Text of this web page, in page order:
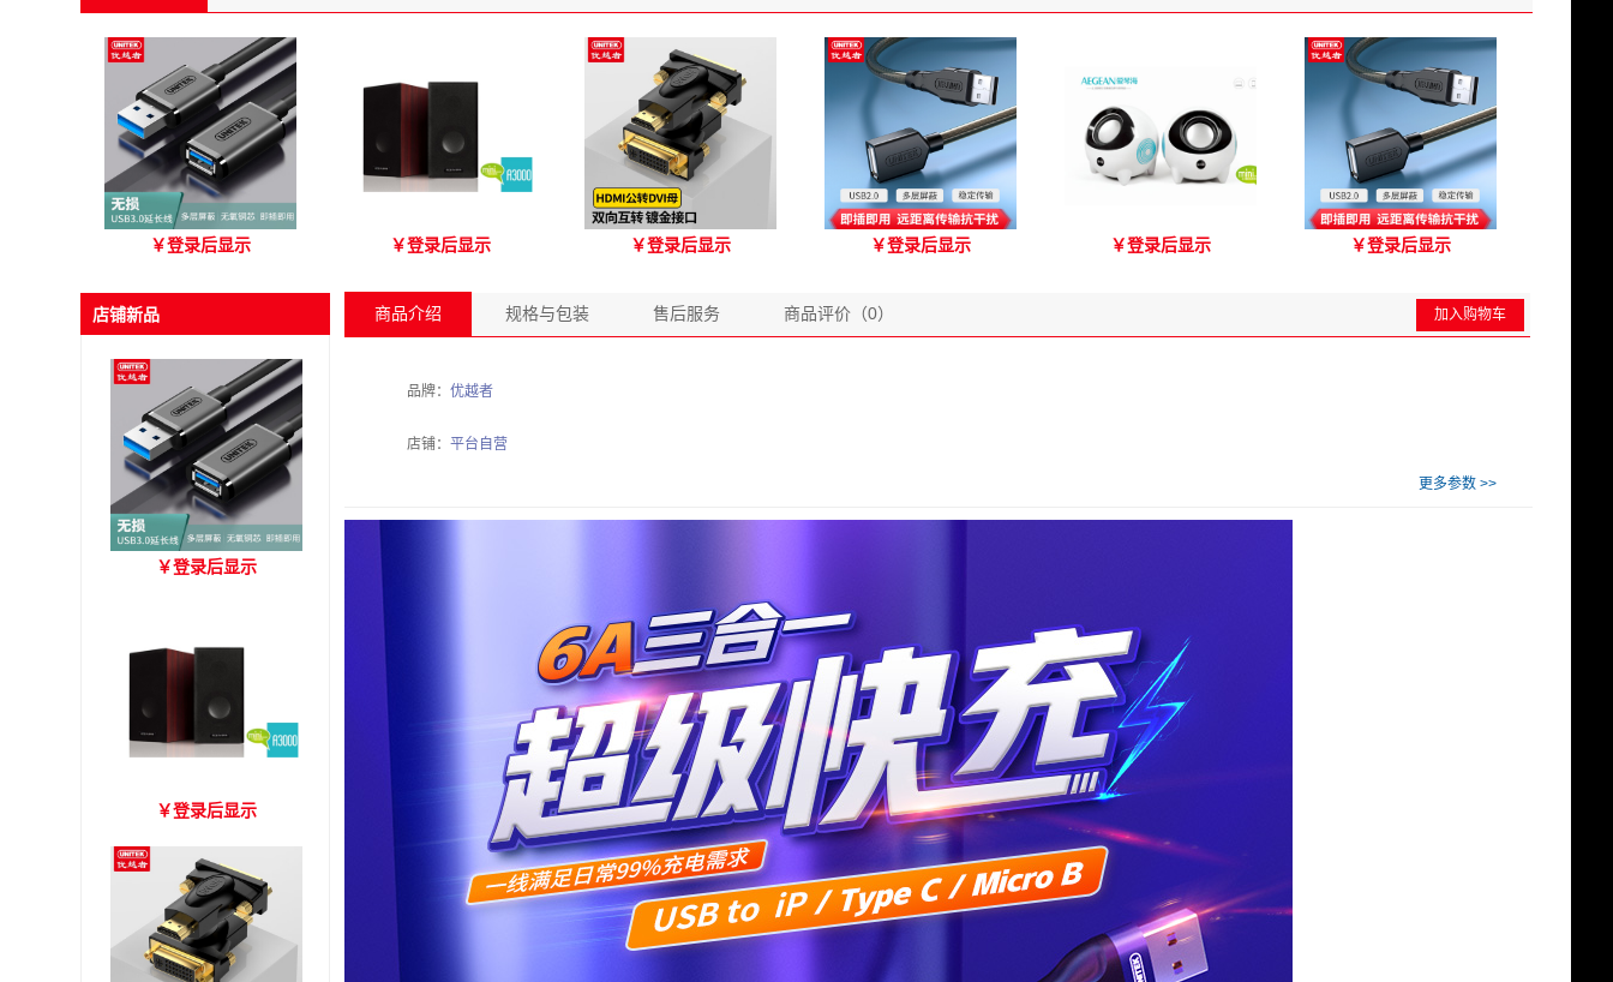
优越者Y-C479国标无氧铜
￥登录后显示 爱琴海 A3000 木质音箱
￥登录后显示
优越者HDMI转DVI双向互
￥登录后显示
优越者Y-C416A 国标
￥登录后显示 爱琴海A2000音箱
￥登录后显示
优越者Y-C417A 国标无氧
￥登录后显示
店铺新品
优越者Y-C479国标无氧铜
￥登录后显示
爱琴海 A3000 木质音箱
￥登录后显示
商品介绍 规格与包装 售后服务 商品评价（0） 加入购物车
品牌： 优越者
店铺： 平台自营
更多参数 >>